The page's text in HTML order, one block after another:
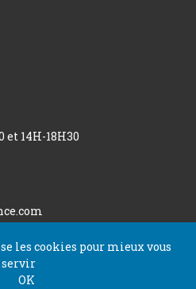
et 14H-18H30
les cookies pour mieux vous
servir
OK